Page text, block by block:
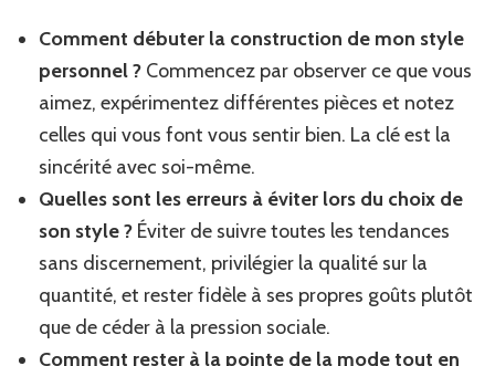
Comment débuter la construction de mon style
personnel ? Commencez par observer ce que vous
aimez, expérimentez différentes pièces et notez
celles qui vous font vous sentir bien. La clé est la
sincérité avec soi-même.
Quelles sont les erreurs à éviter lors du choix de
son style ? Éviter de suivre toutes les tendances
sans discernement, privilégier la qualité sur la
quantité, et rester fidèle à ses propres goûts plutôt
que de céder à la pression sociale.
Comment rester à la pointe de la mode tout en